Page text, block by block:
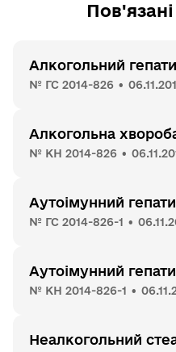
Алкогольний
№ ГС 2014-826 •
Алкогольна
№ КН 2014-826 •
Аутоімунний
№ ГС 2014-826-1 •
Аутоімунний
№ КН 2014-826-1 •
Неалкогольний